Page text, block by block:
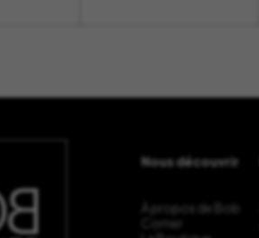
Nous découvrir
À propos de Bob
Corner